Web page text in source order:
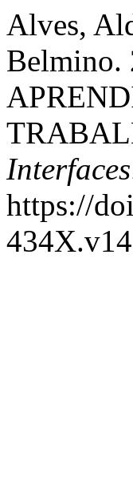
Alves,
Belmino.
https://